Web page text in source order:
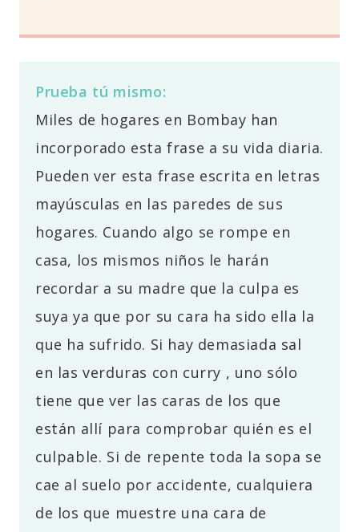
Prueba tú mismo:
Miles de hogares en Bombay han
incorporado esta frase a su vida diaria.
Pueden ver esta frase escrita en letras
mayúsculas en las paredes de sus
hogares. Cuando algo se rompe en
casa, los mismos niños le harán
recordar a su madre que la culpa es
suya ya que por su cara ha sido ella la
que ha sufrido. Si hay demasiada sal
en las verduras con curry , uno sólo
tiene que ver las caras de los que
están allí para comprobar quién es el
culpable. Si de repente toda la sopa se
cae al suelo por accidente, cualquiera
de los que muestre una cara de